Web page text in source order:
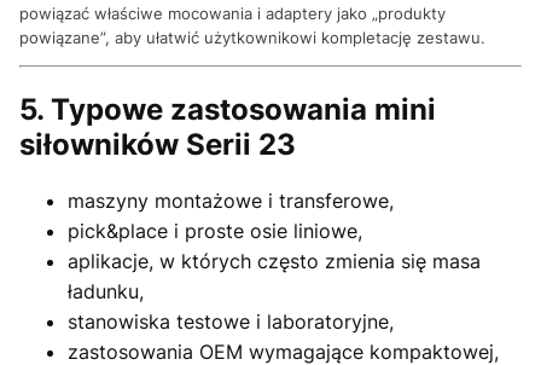
powiązać właściwe mocowania i adaptery jako „produkty
powiązane”, aby ułatwić użytkownikowi kompletację zestawu.
5. Typowe zastosowania mini
siłowników Serii 23
maszyny montażowe i transferowe,
pick&place i proste osie liniowe,
aplikacje, w których często zmienia się masa
ładunku,
stanowiska testowe i laboratoryjne,
zastosowania OEM wymagające kompaktowej,